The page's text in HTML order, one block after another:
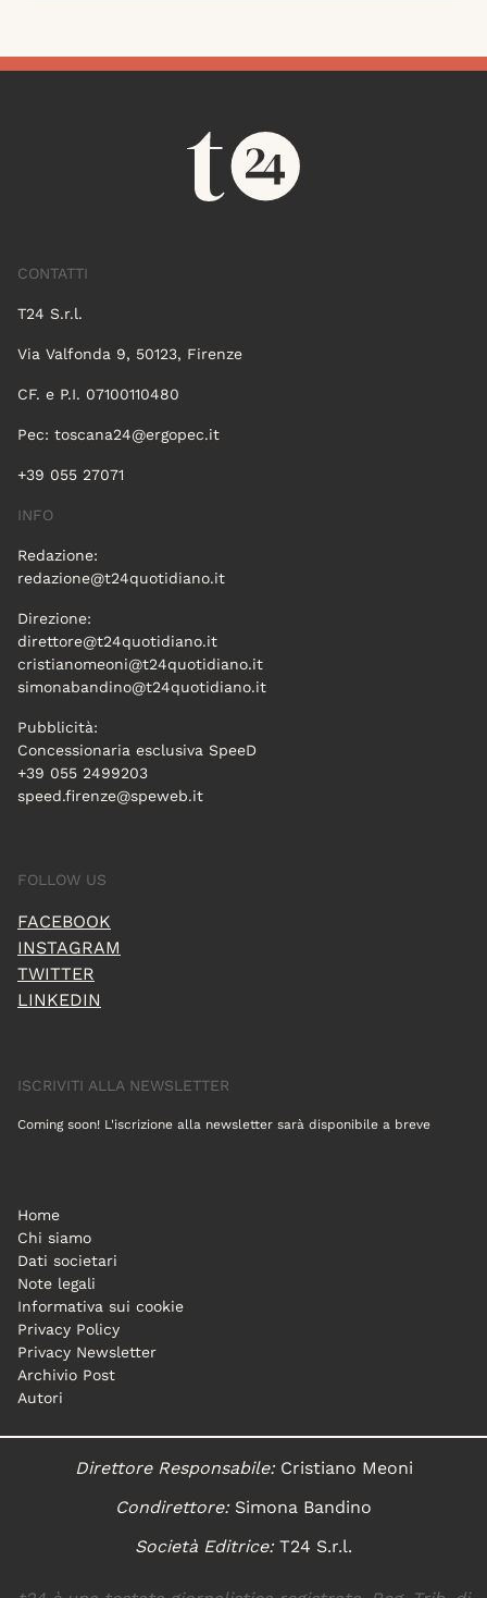
CONTATTI
T24 S.r.l.
Via Valfonda 9, 50123, Firenze
CF. e P.I. 07100110480
Pec: toscana24@ergopec.it
+39 055 27071
INFO
Redazione:
redazione@t24quotidiano.it
Direzione:
direttore@t24quotidiano.it
cristianomeoni@t24quotidiano.it
simonabandino@t24quotidiano.it
Pubblicità:
Concessionaria esclusiva SpeeD
+39 055 2499203
speed.firenze@speweb.it
FOLLOW US
FACEBOOK
INSTAGRAM
TWITTER
LINKEDIN
ISCRIVITI ALLA NEWSLETTER
Coming soon! L'iscrizione alla newsletter sarà disponibile a breve
Home
Chi siamo
Dati societari
Note legali
Informativa sui cookie
Privacy Policy
Privacy Newsletter
Archivio Post
Autori
Direttore Responsabile:Cristiano Meoni
Condirettore:Simona Bandino
Società Editrice:T24 S.r.l.